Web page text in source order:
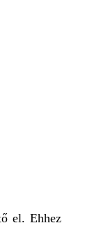
el. Ehhez